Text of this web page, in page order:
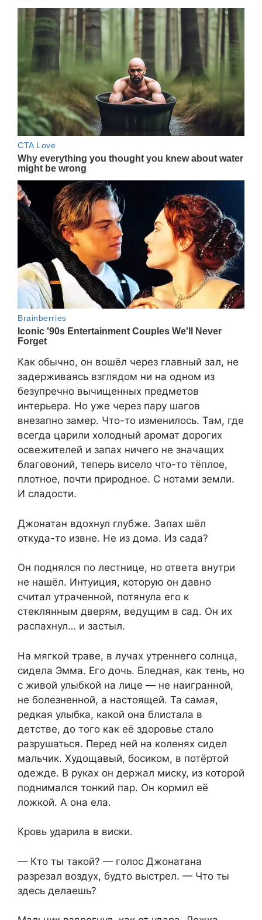
Как обычно, он вошёл через главный зал, не
задерживаясь взглядом ни на одном из
безупречно вычищенных предметов
интерьера. Но уже через пару шагов
внезапно замер. Что-то изменилось. Там, где
всегда царили холодный аромат дорогих
освежителей и запах ничего не значащих
благовоний, теперь висело что-то тёплое,
плотное, почти природное. С нотами земли.
И сладости.
Джонатан вдохнул глубже. Запах шёл
откуда-то извне. Не из дома. Из сада?
Он поднялся по лестнице, но ответа внутри
не нашёл. Интуиция, которую он давно
считал утраченной, потянула его к
стеклянным дверям, ведущим в сад. Он их
распахнул… и застыл.
На мягкой траве, в лучах утреннего солнца,
сидела Эмма. Его дочь. Бледная, как тень, но
с живой улыбкой на лице — не наигранной,
не болезненной, а настоящей. Та самая,
редкая улыбка, какой она блистала в
детстве, до того как её здоровье стало
разрушаться. Перед ней на коленях сидел
мальчик. Худощавый, босиком, в потёртой
одежде. В руках он держал миску, из которой
поднимался тонкий пар. Он кормил её
ложкой. А она ела.
Кровь ударила в виски.
— Кто ты такой? — голос Джонатана
разрезал воздух, будто выстрел. — Что ты
здесь делаешь?